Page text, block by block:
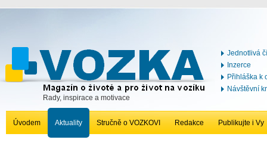
Rady, inspirace a motivace
Jednotlivá
Inzerce
Přihláška k
Návštěvní
Úvodem Aktuality Stručně o VOZKOVI Redakce Publikujte i Vy